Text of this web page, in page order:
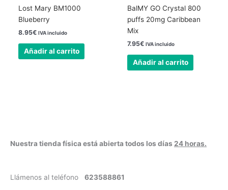
Lost Mary BM1000
Blueberry
8.95€ IVA incluido
Añadir al carrito
BalMY GO Crystal 800
puffs 20mg Caribbean
Mix
7.95€ IVA incluido
Añadir al carrito
Nuestra tienda física está abierta todos los días 24 horas.
Llámenos al teléfono 623588861